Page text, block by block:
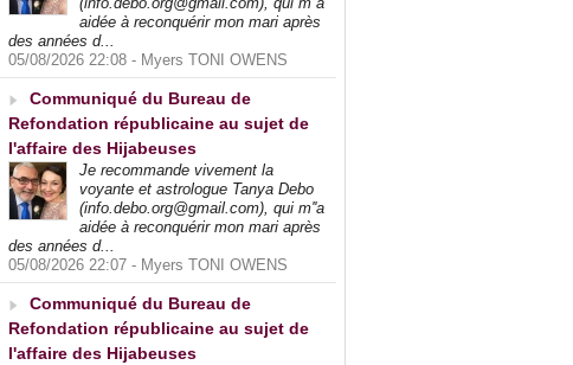
aidée à reconquérir mon mari après
des années d...
05/08/2026 22:08 - Myers TONI OWENS
Communiqué du Bureau de
Refondation républicaine au sujet de
l'affaire des Hijabeuses
Je recommande vivement la
voyante et astrologue Tanya Debo
(info.debo.org@gmail.com), qui m''a
aidée à reconquérir mon mari après
des années d...
05/08/2026 22:07 - Myers TONI OWENS
Communiqué du Bureau de
Refondation républicaine au sujet de
l'affaire des Hijabeuses